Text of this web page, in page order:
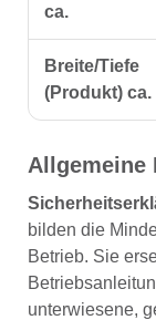
ca.
Breite/Tiefe
(Produkt) ca.
Allgemeine
bilden die
Betrieb. Sie
unterwiesene,